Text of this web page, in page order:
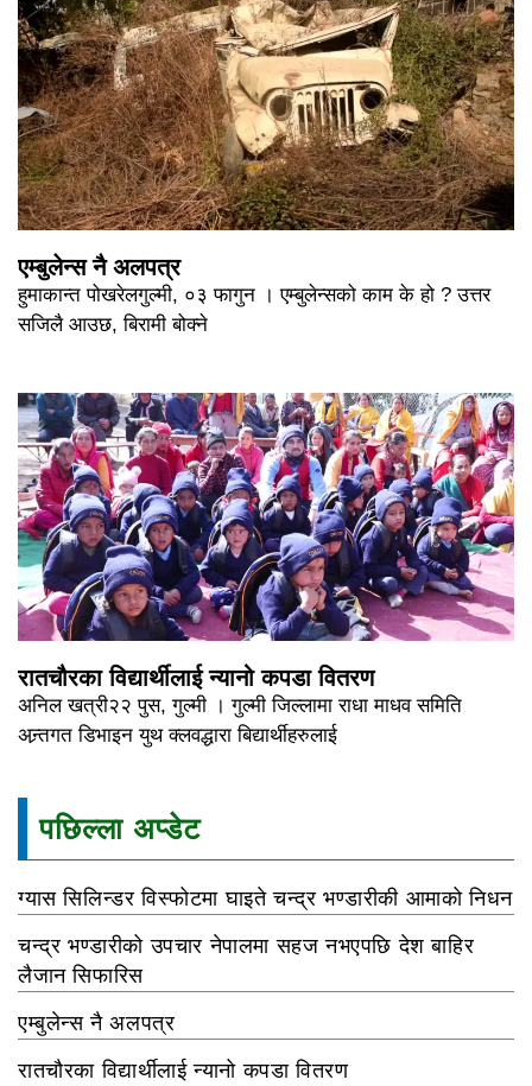
एम्बुलेन्स नै अलपत्र
हुमाकान्त पोखरेलगुल्मी, ०३ फागुन । एम्बुलेन्सको काम के हो ? उत्तर
सजिलै आउछ, बिरामी बोक्ने
रातचौरका विद्यार्थीलाई न्यानो कपडा वितरण
अनिल खत्री२२ पुस, गुल्मी । गुल्मी जिल्लामा राधा माधव समिति
अन्र्तगत डिभाइन युथ क्लवद्धारा बिद्यार्थीहरुलाई
पछिल्ला अप्डेट
ग्यास सिलिन्डर विस्फोटमा घाइते चन्द्र भण्डारीकी आमाको निधन
चन्द्र भण्डारीको उपचार नेपालमा सहज नभएपछि देश बाहिर
लैजान सिफारिस
एम्बुलेन्स नै अलपत्र
रातचौरका विद्यार्थीलाई न्यानो कपडा वितरण